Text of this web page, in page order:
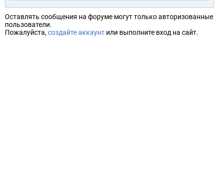
Оставлять сообщения на форуме могут только авторизованные
пользователи.
Пожалуйста, создайте аккаунт или выполните вход на сайт.